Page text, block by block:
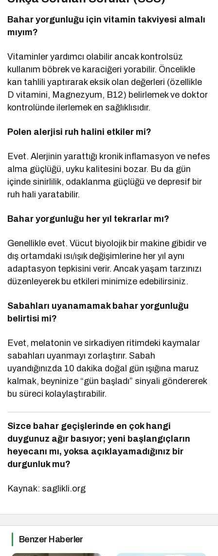
Bahar yorgunluğu için vitamin takviyesi almalı
mıyım?
Vitaminler yardımcı olabilir ancak kontrolsüz
kullanım böbrek ve karaciğeri yorabilir. Öncelikle
kan tahlili yaptırarak eksik olan değerleri (özellikle
D vitamini, Magnezyum, B12) belirlemek ve doktor
kontrolünde ilerlemek en sağlıklısıdır.
Polen alerjisi ruh halini etkiler mi?
Evet. Alerjinin yarattığı kronik inflamasyon ve nefes
alma güçlüğü, uyku kalitesini bozar. Bu da gün
içinde sinirlilik, odaklanma güçlüğü ve depresif bir
ruh hali yaratabilir.
Bahar yorgunluğu her yıl tekrarlar mı?
Genellikle evet. Vücut biyolojik bir makine gibidir ve
dış ortamdaki ısı/ışık değişimlerine her yıl aynı
adaptasyon tepkisini verir. Ancak yaşam tarzınızı
düzenleyerek bu etkileri minimize edebilirsiniz.
Sabahları uyanamamak bahar yorgunluğu
belirtisi mi?
Evet, melatonin ve sirkadiyen ritimdeki kaymalar
sabahları uyanmayı zorlaştırır. Sabah
uyandığınızda 10 dakika doğal gün ışığına maruz
kalmak, beyninize “gün başladı” sinyali göndererek
bu süreci kolaylaştırabilir.
Sizce bahar geçişlerinde en çok hangi
duygunuz ağır basıyor; yeni başlangıçların
heyecanı mı, yoksa açıklayamadığınız bir
durgunluk mu?
Kaynak: saglikli.org
Benzer Haberler